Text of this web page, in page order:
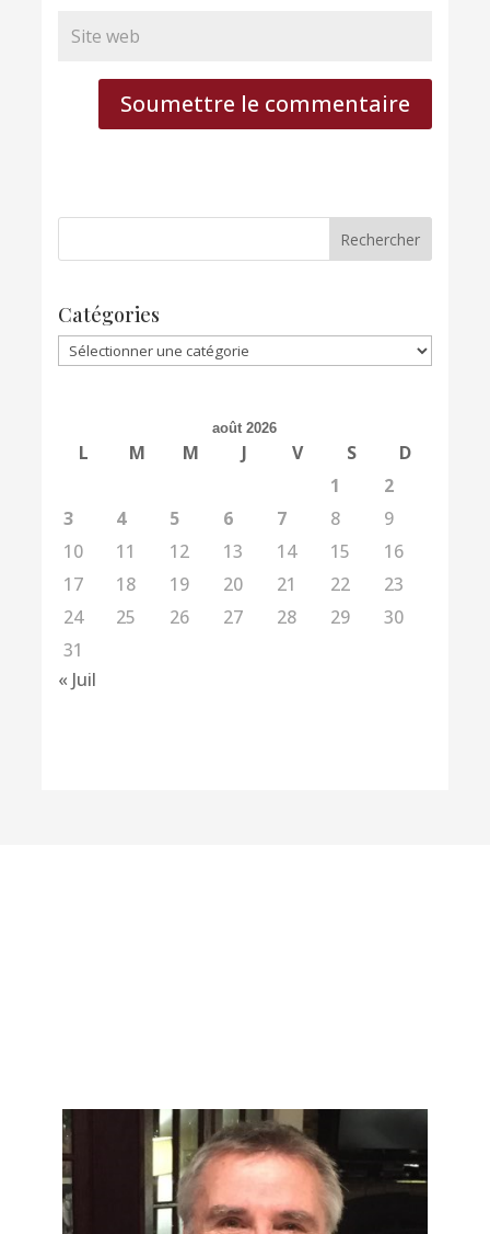
Soumettre le commentaire
Catégories
Catégories
août 2026
L M M J V S
D
1
2
3
4 5 6 7 8
9
10
11 12 13 14 15
16
17
18 19 20 21 22
23
24
25 26 27 28 29
30
31
« Juil